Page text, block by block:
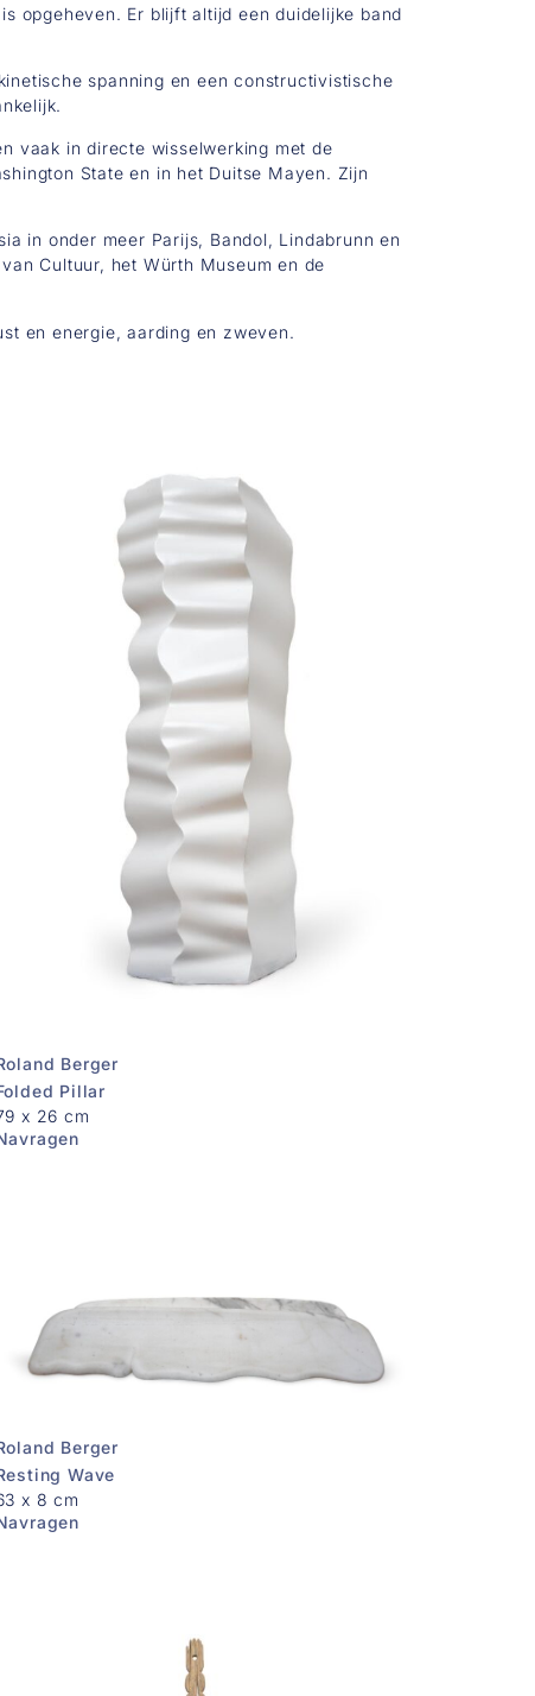
opgeheven. Er blijft altijd een duidelijke band
spanning en een constructivistische
vaak in directe wisselwerking met de
State en in het Duitse Mayen. Zijn
in onder meer Parijs, Bandol, Lindabrunn en
Cultuur, het Würth Museum en de
en energie, aarding en zweven.
Berger
Pillar
x 26 cm
Berger
Wave
x 8 cm